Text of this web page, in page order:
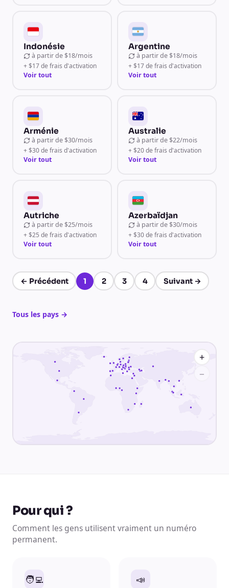
Indonésie
à partir de $18/mois
+ $17 de frais d'activation
Voir tout
Argentine
à partir de $18/mois
+ $17 de frais d'activation
Voir tout
Arménie
à partir de $30/mois
+ $30 de frais d'activation
Voir tout
Australie
à partir de $22/mois
+ $20 de frais d'activation
Voir tout
Autriche
à partir de $25/mois
+ $25 de frais d'activation
Voir tout
Azerbaïdjan
à partir de $30/mois
+ $30 de frais d'activation
Voir tout
← Précédent 1 2 3 4 Suivant→
Page 1 sur 4
Tous les pays →
+
−
Pour qui ?
Comment les gens utilisent vraiment un numéro
permanent.
🧑‍💻 📣